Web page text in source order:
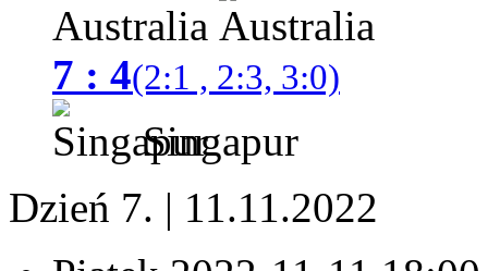
Australia
7 : 4(2:1 , 2:3, 3:0)
Singapur
Dzień 7. | 11.11.2022